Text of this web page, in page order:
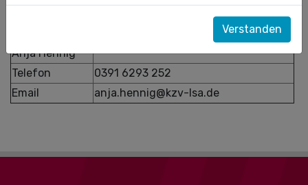
Anja Hennig
Telefon
0391 6293 252
Email
anja.hennig@kzv-lsa.de
Verstanden